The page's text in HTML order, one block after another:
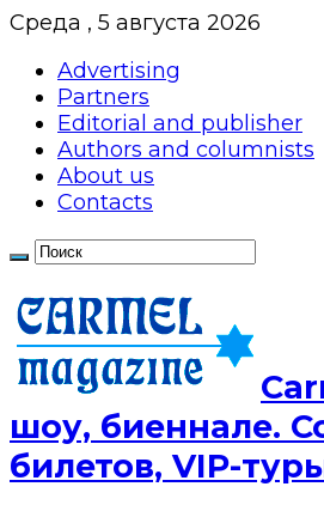
Среда , 5 августа 2026
Advertising
Partners
Editorial and publisher
Authors and columnists
About us
Contacts
шоу, биеннале.
билетов, VIP-